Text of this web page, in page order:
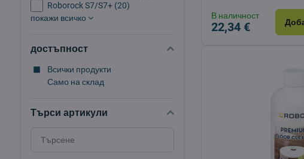
В наличност
22,34 €
Roborock S7/S7+ (20)
покажи всичко
достъпност
Всички продукти
Само на склад
Търси артикули